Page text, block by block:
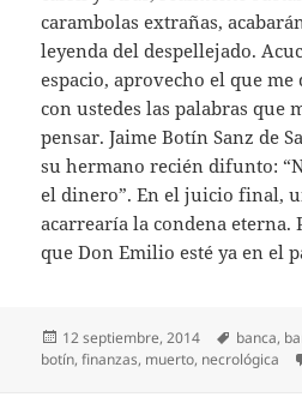
carambolas extrañas,
leyenda del despellejado.
espacio, aprovecho el que
con ustedes las palabras que
pensar. Jaime Botín Sanz de
su hermano recién difunto:
el dinero”. En el juicio final,
acarrearía la condena eterna.
que Don Emilio esté ya en el
Publicado
el
12 septiembre, 2014 Etiquetas
banca,
botín,finanzas, muerto, necrológica